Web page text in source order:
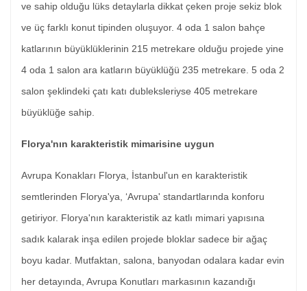
ve sahip olduğu lüks detaylarla dikkat çeken proje sekiz blok
ve üç farklı konut tipinden oluşuyor. 4 oda 1 salon bahçe
katlarının büyüklüklerinin 215 metrekare olduğu projede yine
4 oda 1 salon ara katların büyüklüğü 235 metrekare. 5 oda 2
salon şeklindeki çatı katı dubleksleriyse 405 metrekare
büyüklüğe sahip.
Florya'nın karakteristik mimarisine uygun
Avrupa Konakları Florya, İstanbul'un en karakteristik
semtlerinden Florya'ya, ‘Avrupa' standartlarında konforu
getiriyor. Florya'nın karakteristik az katlı mimari yapısına
sadık kalarak inşa edilen projede bloklar sadece bir ağaç
boyu kadar. Mutfaktan, salona, banyodan odalara kadar evin
her detayında, Avrupa Konutları markasının kazandığı